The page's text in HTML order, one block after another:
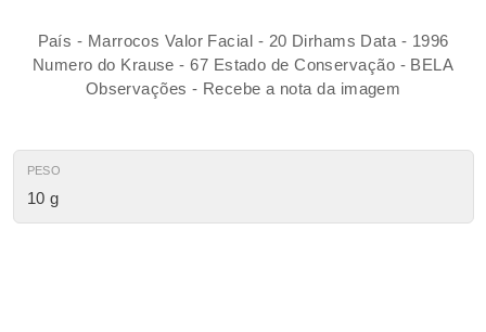
País - Marrocos Valor Facial - 20 Dirhams Data - 1996
Numero do Krause - 67 Estado de Conservação - BELA
Observações - Recebe a nota da imagem
PESO
10 g